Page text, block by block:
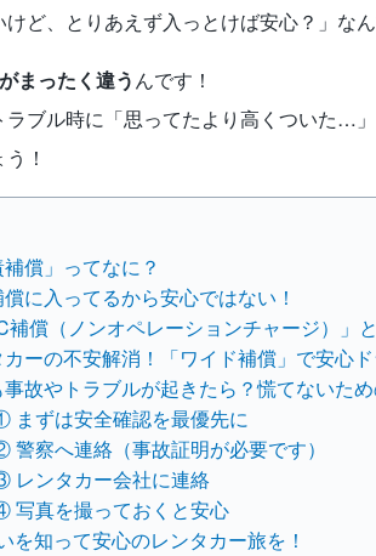
けど、とりあえず入っとけば安心？」な
まったく違うんです！
ラブル時に「思ってたより高くついた…
！
補償」ってなに？
に入ってるから安心ではない！
補償（ノンオペレーションチャージ）」
カーの不安解消！「ワイド補償」で安心
事故やトラブルが起きたら？慌てないた
まずは安全確認を最優先に
警察へ連絡（事故証明が必要です）
レンタカー会社に連絡
写真を撮っておくと安心
を知って安心のレンタカー旅を！